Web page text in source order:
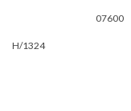
07600
H/1324